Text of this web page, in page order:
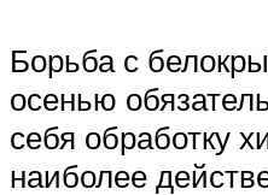
Борьба с
осенью
себя обработку
наиболее